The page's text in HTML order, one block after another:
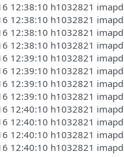
12:38:10 h1032821
12:38:10 h1032821
12:38:10 h1032821
12:38:10 h1032821
12:39:10 h1032821
12:39:10 h1032821
12:39:10 h1032821
12:39:10 h1032821
12:40:10 h1032821
12:40:10 h1032821
12:40:10 h1032821
12:40:10 h1032821